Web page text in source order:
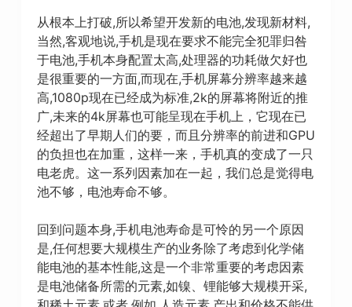
从根本上打破,所以希望开发新的电池,发现新材料,
当然,客观地说,手机是现在要求不能完全犯罪归咎
于电池,手机本身配置太高,处理器的功耗做欠好也
是很重要的一方面,而现在,手机屏幕分辨率越来越
高,1080p现在已经成为标准,2k的屏幕将附近的推
广,未来的4k屏幕也可能呈现在手机上，它现在已
经超出了早期人们的要，而且分辨率的前进和GPU
的负担也在加重，这样一来，手机真的变成了一只
电老虎。这一系列因素加在一起，我们总是觉得电
池不够，电池寿命不够。
回到问题本身,手机电池寿命是可怜的另一个原因
是,任何想要大规模生产的业务除了考虑到化学储
能电池的基本性能,这是一个非常重要的考虑因素
是电池储备所需的元素,如镍、锂能够大规模开采,